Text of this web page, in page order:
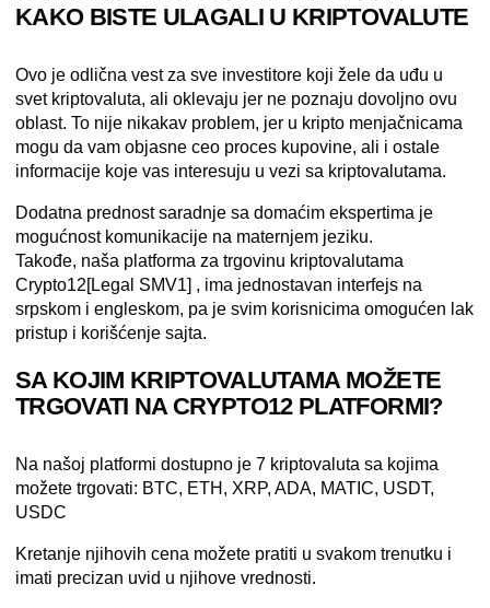
KAKO BISTE ULAGALI U KRIPTOVALUTE
Ovo je odlična vest za sve investitore koji žele da uđu u
svet kriptovaluta, ali oklevaju jer ne poznaju dovoljno ovu
oblast. To nije nikakav problem, jer u kripto menjačnicama
mogu da vam objasne ceo proces kupovine, ali i ostale
informacije koje vas interesuju u vezi sa kriptovalutama.
Dodatna prednost saradnje sa domaćim ekspertima je
mogućnost komunikacije na maternjem jeziku.
Takođe, naša platforma za trgovinu kriptovalutama
Crypto12[Legal SMV1] , ima jednostavan interfejs na
srpskom i engleskom, pa je svim korisnicima omogućen lak
pristup i korišćenje sajta.
SA KOJIM KRIPTOVALUTAMA MOŽETE
TRGOVATI NA CRYPTO12 PLATFORMI?
Na našoj platformi dostupno je 7 kriptovaluta sa kojima
možete trgovati: BTC, ETH, XRP, ADA, MATIC, USDT,
USDC
Kretanje njihovih cena možete pratiti u svakom trenutku i
imati precizan uvid u njihove vrednosti.